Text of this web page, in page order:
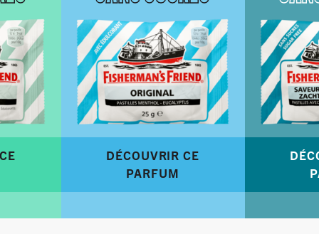
DÉCOUVRIR CE
PARFUM